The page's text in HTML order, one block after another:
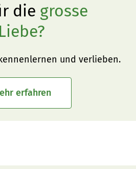
die grosse
Liebe?
und verlieben.
erfahren